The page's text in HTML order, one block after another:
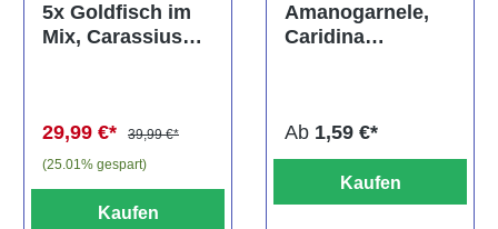
5x Goldfisch im
Mix, Carassius
29,99 €*
39,99 €*
(25.01% gespart)
Kaufen
Amanogarnele,
Caridina
Ab 1,59 €*
Kaufen